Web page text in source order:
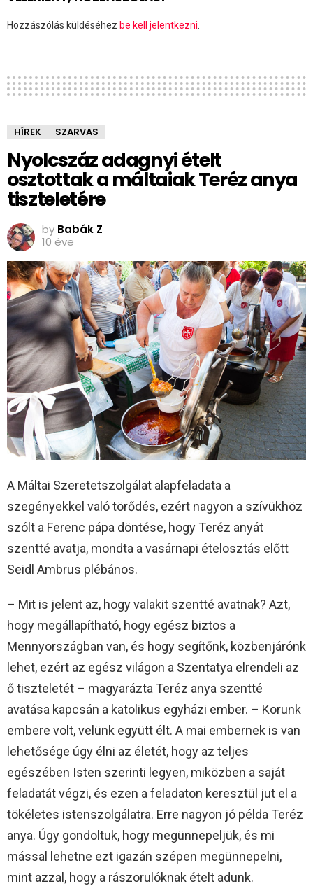
Hozzászólás küldéséhez be kell jelentkezni
HÍREK SZARVAS
Nyolcszáz adagnyi ételt
osztottak a máltaiak Teréz anya
tiszteletére
by Babák Z
10 éve
A Máltai Szeretetszolgálat alapfeladata a
szegényekkel való törődés, ezért nagyon a szívükhöz
szólt a Ferenc pápa döntése, hogy Teréz anyát
szentté avatja, mondta a vasárnapi ételosztás előtt
Seidl Ambrus plébános.
– Mit is jelent az, hogy valakit szentté avatnak? Azt,
hogy megállapítható, hogy egész biztos a
Mennyországban van, és hogy segítőnk, közbenjárónk
lehet, ezért az egész világon a Szentatya elrendeli az
ő tiszteletét – magyarázta Teréz anya szentté
avatása kapcsán a katolikus egyházi ember. – Korunk
embere volt, velünk együtt élt. A mai embernek is van
lehetősége úgy élni az életét, hogy az teljes
egészében Isten szerinti legyen, miközben a saját
feladatát végzi, és ezen a feladaton keresztül jut el a
tökéletes istenszolgálatra. Erre nagyon jó példa Teréz
anya. Úgy gondoltuk, hogy megünnepeljük, és mi
mással lehetne ezt igazán szépen megünnepelni,
mint azzal, hogy a rászorulóknak ételt adunk.